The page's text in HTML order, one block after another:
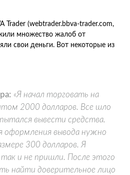
Trader (webtrader.bbva-trader.com,
множество жалоб от
свои деньги. Вот некоторые из
«Я начал торговать на
2000 долларов. Все шло
вывести средства.
оформления вывода нужно
300 долларов. Я
так и не пришли. После этого
найти доверительное лицо